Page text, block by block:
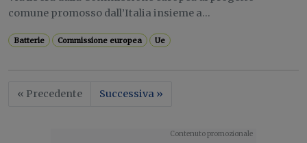
comune promosso dall’Italia insieme a...
Batterie Commissione europea Ue
« Precedente Successiva »